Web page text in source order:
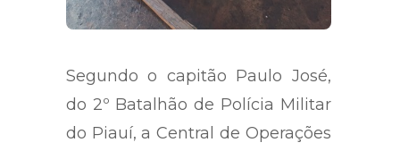
Segundo o capitão Paulo José,
do 2º Batalhão de Polícia Militar
do Piauí, a Central de Operações